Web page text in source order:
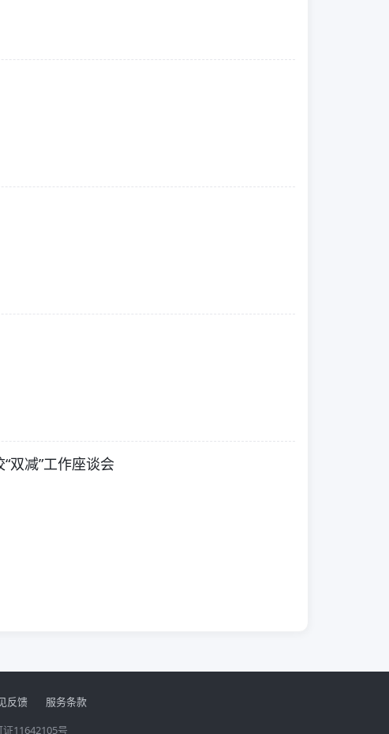
双减”工作座谈会
反馈
服务条款
11642105号